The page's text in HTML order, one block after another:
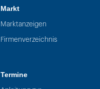
Markt
Marktanzeigen
Firmenverzeichnis
Termine